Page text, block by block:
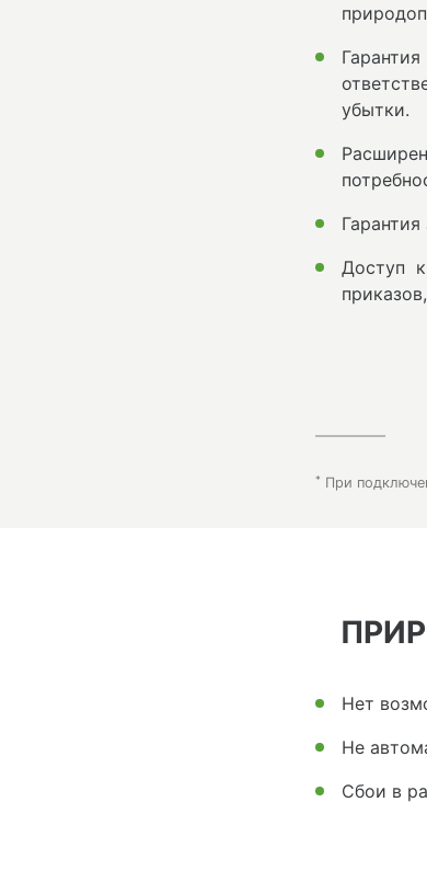
убытки.
Доступ
* При
Нет
Не
Сбои в